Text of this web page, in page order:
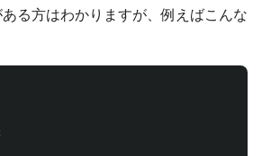
る方はわかりますが、例えばこんな